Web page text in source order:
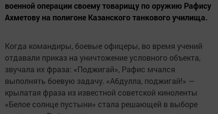
военной операции своему товарищу по оружию Рафису
Ахметову на полигоне Казанского танкового училища.
Когда командиры, боевые офицеры, во время учений
отдавали приказ на уничтожение условного объекта,
звучала их фраза: «Поджигай», Рафис мчался
выполнять боевую задачу. «Абдулла, поджигай!» —
крылатая фраза из известной советской киноленты
«Белое солнце пустыни» стала решающей в выборе